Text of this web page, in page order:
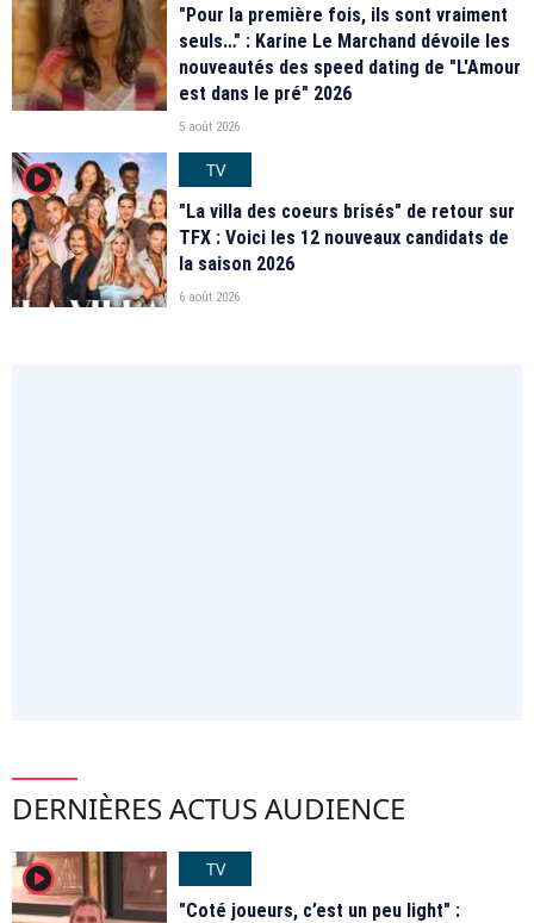
"Pour la première fois, ils sont vraiment
seuls…" : Karine Le Marchand dévoile les
nouveautés des speed dating de "L'Amour
est dans le pré" 2026
5 août 2026
player2
TV
"La villa des coeurs brisés" de retour sur
TFX : Voici les 12 nouveaux candidats de
la saison 2026
6 août 2026
DERNIÈRES ACTUS AUDIENCE
player2
TV
"Coté joueurs, c’est un peu light" :